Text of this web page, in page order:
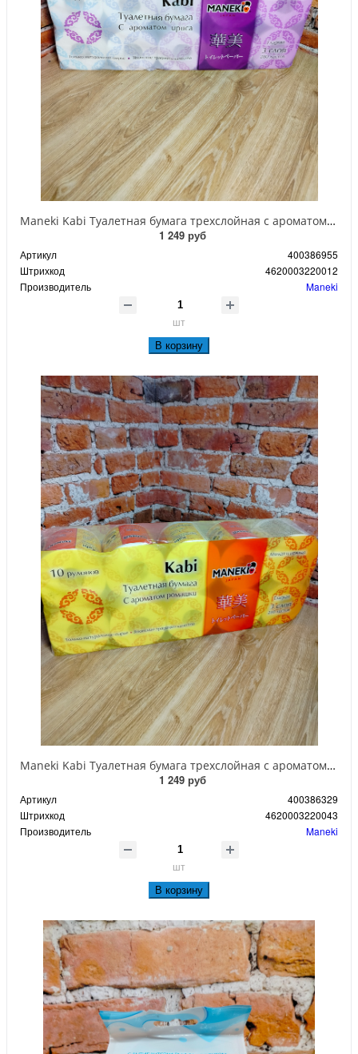
Maneki Kabi Туалетная бумага трехслойная с ароматом ириса 10 рулонов
1 249 руб
Артикул
400386955
Штрихкод
4620003220012
Производитель
Maneki
шт
В корзину
Maneki Kabi Туалетная бумага трехслойная с ароматом ромашки 10 рулонов
1 249 руб
Артикул
400386329
Штрихкод
4620003220043
Производитель
Maneki
шт
В корзину